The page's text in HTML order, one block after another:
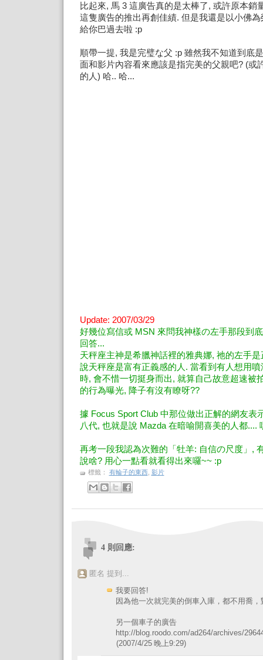
比起來, 馬 3 這廣告真的是太棒了, 或許原本銷
這隻廣告的推出再創佳績. 但是我還是以小佛
給你巴過去啦 :p
順帶一提, 我是完璧な父 :p 雖然我不知道到底
面和影片內容看來應該是指完美的父親吧? (或
的人) 哈.. 哈...
Update: 2007/03/29
好幾位寫信或 MSN 來問我神樣の左手那段到
回答...
天秤座主神是希臘神話裡的雅典娜, 祂的左手
說天秤座是富有正義感的人. 當看到有人想用
時, 會不惜一切挺身而出, 就算自己故意超速被
的行為曝光, 降子有沒有瞭呀??
據 Focus Sport Club 中那位做出正解的網友表
八代, 也就是說 Mazda 在暗喻開喜美的人都....
再考一段我認為次難的「牡羊: 自信の尺度」,
說啥? 用心一點看就看得出來囉~~ :p
標籤： 有輪子的東西, 影片
4 則回應:
匿名 提到...
我要回答!
因為他一次就完美的倒車入庫，都不用喬，
另一個車子的廣告
http://blog.roodo.com/ad264/archives/
(2007/4/25 晚上9:29)